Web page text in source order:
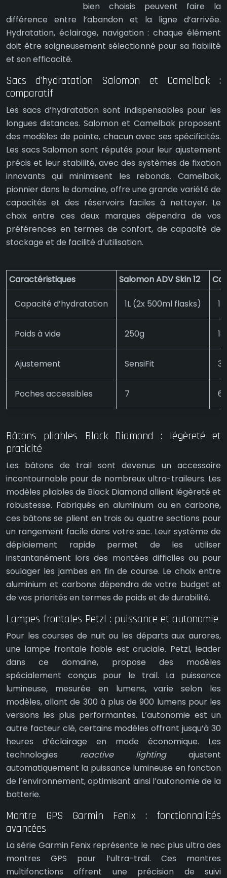
bien choisis peuvent faire la
différence entre l’abandon et la ligne d’arrivée.
Hydratation, éclairage, navigation : chaque élément
doit être soigneusement sélectionné pour sa fiabilité
et son efficacité.
Sacs d’hydratation Salomon et Camelbak :
comparatif
Les sacs d’hydratation sont indispensables pour les
longues distances. Salomon et Camelbak proposent
des modèles de pointe, chacun avec ses spécificités.
Les sacs Salomon sont réputés pour leur ajustement
précis et leur stabilité, avec des systèmes de fixation
innovants qui minimisent les rebonds. Camelbak,
pionnier dans le domaine, offre une grande variété de
capacités et des réservoirs faciles à nettoyer. Le
choix entre ces deux marques dépendra de vos
préférences en termes de confort, de capacité de
stockage et de facilité d’utilisation.
Caractéristiques Salomon ADV Skin 12
Capacité d’hydratation 1L (2x 500ml flasks)
Poids à vide 250g
Ajustement SensiFit
Poches accessibles 7 6
Bâtons pliables Black Diamond : légèreté et
praticité
Les bâtons de trail sont devenus un accessoire
incontournable pour de nombreux ultra-traileurs. Les
modèles pliables de Black Diamond allient légèreté et
robustesse. Fabriqués en aluminium ou en carbone,
ces bâtons se plient en trois ou quatre sections pour
un rangement facile dans votre sac. Leur système de
déploiement rapide permet de les utiliser
instantanément lors des montées difficiles ou pour
soulager les jambes en fin de course. Le choix entre
aluminium et carbone dépendra de votre budget et
de vos priorités en termes de poids et de durabilité.
Lampes frontales Petzl : puissance et autonomie
Pour les courses de nuit ou les départs aux aurores,
une lampe frontale fiable est cruciale. Petzl, leader
dans ce domaine, propose des modèles
spécialement conçus pour le trail. La puissance
lumineuse, mesurée en lumens, varie selon les
modèles, allant de 300 à plus de 900 lumens pour les
versions les plus performantes. L’autonomie est un
autre facteur clé, certains modèles offrant jusqu’à 30
heures d’éclairage en mode économique. Les
technologies reactive lighting ajustent
automatiquement la puissance lumineuse en fonction
de l’environnement, optimisant ainsi l’autonomie de la
batterie.
Montre GPS Garmin Fenix : fonctionnalités
avancées
La série Garmin Fenix représente le nec plus ultra des
montres GPS pour l’ultra-trail. Ces montres
multifonctions offrent une précision de suivi